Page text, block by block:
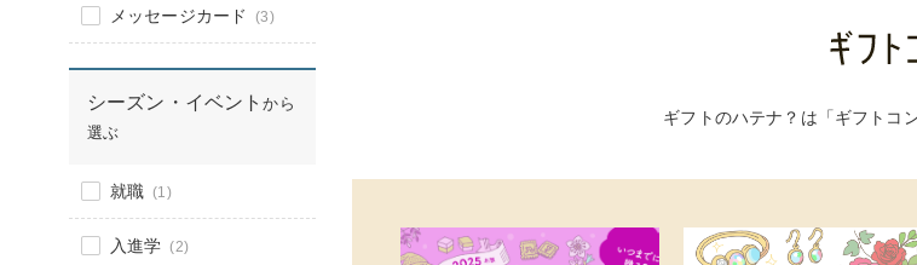
メッセージカード (3)
シーズン・イベントから
選ぶ
就職 (1)
入進学 (2)
ギフトのハテナ？は「ギフトコ